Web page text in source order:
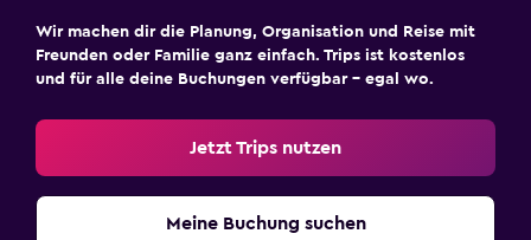
Wir machen dir die Planung, Organisation und Reise mit
Freunden oder Familie ganz einfach. Trips ist kostenlos
und für alle deine Buchungen verfügbar – egal wo.
Jetzt Trips nutzen
Meine Buchung suchen